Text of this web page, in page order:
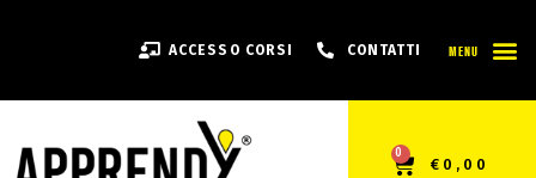
ACCESSO CORSI CONTATTI MENU
€ 0,00
0